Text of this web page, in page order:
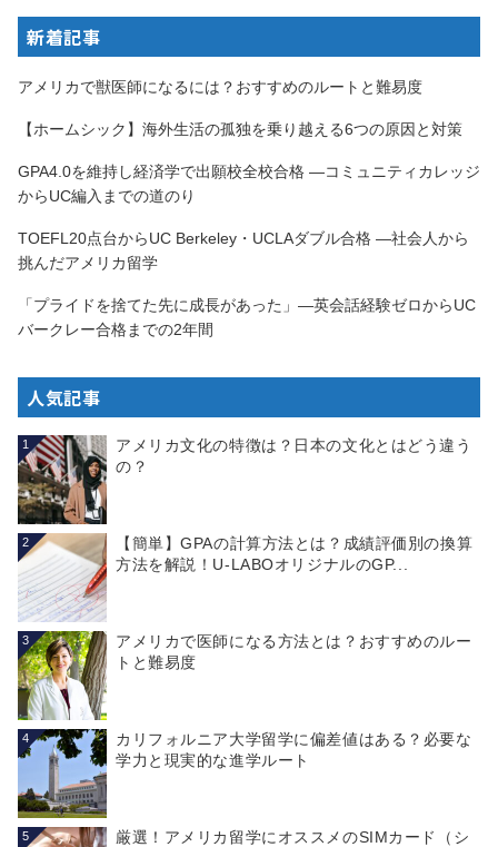
新着記事
アメリカで獣医師になるには？おすすめのルートと難易度
【ホームシック】海外生活の孤独を乗り越える6つの原因と対策
GPA4.0を維持し経済学で出願校全校合格 —コミュニティカレッジ
からUC編入までの道のり
TOEFL20点台からUC Berkeley・UCLAダブル合格 —社会人から
挑んだアメリカ留学
「プライドを捨てた先に成長があった」—英会話経験ゼロからUC
バークレー合格までの2年間
人気記事
1
アメリカ文化の特徴は？日本の文化とはどう違う
の？
2
【簡単】GPAの計算方法とは？成績評価別の換算
方法を解説！U-LABOオリジナルのGP...
3
アメリカで医師になる方法とは？おすすめのルー
トと難易度
4
カリフォルニア大学留学に偏差値はある？必要な
学力と現実的な進学ルート
5
厳選！アメリカ留学にオススメのSIMカード（シ